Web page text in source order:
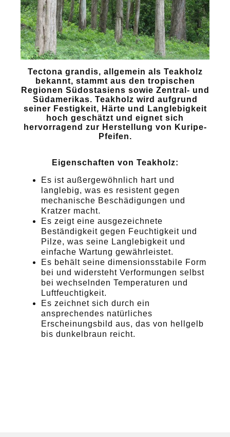
Tectona grandis, allgemein als Teakholz
bekannt, stammt aus den tropischen
Regionen Südostasiens sowie Zentral- und
Südamerikas. Teakholz wird aufgrund
seiner Festigkeit, Härte und Langlebigkeit
hoch geschätzt und eignet sich
hervorragend zur Herstellung von Kuripe-
Pfeifen.
Eigenschaften von Teakholz:
Es ist außergewöhnlich hart und
langlebig, was es resistent gegen
mechanische Beschädigungen und
Kratzer macht.
Es zeigt eine ausgezeichnete
Beständigkeit gegen Feuchtigkeit und
Pilze, was seine Langlebigkeit und
einfache Wartung gewährleistet.
Es behält seine dimensionsstabile Form
bei und widersteht Verformungen selbst
bei wechselnden Temperaturen und
Luftfeuchtigkeit.
Es zeichnet sich durch ein
ansprechendes natürliches
Erscheinungsbild aus, das von hellgelb
bis dunkelbraun reicht.